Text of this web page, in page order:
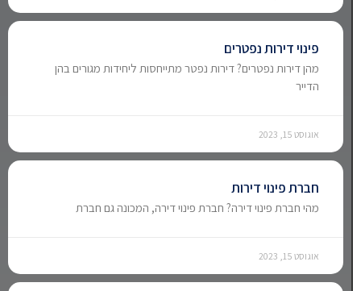
פינוי דירות נפטרים
מהן דירות נפטרים? דירות נפטר מתייחסות ליחידות מגורים בהן
הדייר
אוגוסט 15, 2023
חברת פינוי דירות
מהי חברת פינוי דירה? חברת פינוי דירה, המכונה גם חברת
אוגוסט 15, 2023